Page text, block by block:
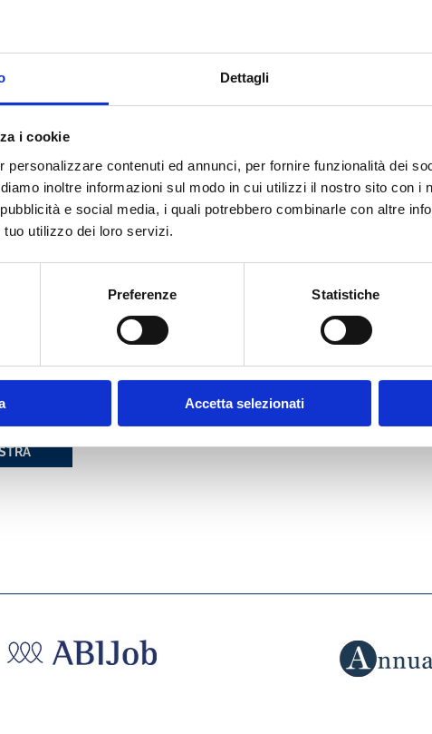
Dettagli
i cookie
personalizzare contenuti ed annunci, per fornire funzionalità dei
inoltre informazioni sul modo in cui utilizzi il nostro sito con i
e social media, i quali potrebbero combinarle con altre
utilizzo dei loro servizi.
Preferenze Statistiche
Accetta selezionati
Bettinzoli
con noi
ATTI DEL